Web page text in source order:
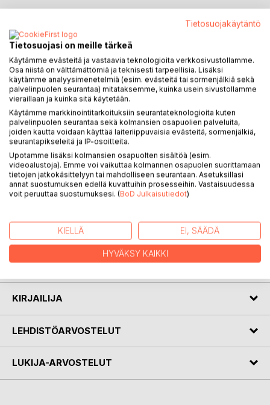
KUVAUS
Suomen ensimmäinen hyppyrimäki rakennettiin Helsingin
Alppilaan vuonna 1905. Seuraavan sukupolven hyppyri
valmistui Herttoniemeen tammikuussa 1936. Alunperin
harjoituspaikaksi keväällä 1963 aiottu ns. Siilitien hyppyri
toimi kaupungin mäkihyppykeskuksena 2010-luvulle saakka.
Näiden lisäksi pienempiä hyppyreitä sijaitsi ympäri
kaupunkia Meilahdesta Myllypuroon, Lauttasaaresta
Pihlajamäkeen.
"Alppila, Herttoniemi ja töppyrät" tarjoaa mielenkiintoisen
näkökulman Helsingin historiaan yli sadan vuoden ajalta.
Kaupungin kasvamista ja kehittymistä seurataan
kautta.
Teoksen liitteenä on Alppilan ja Herttoniemen tulosluettelot
noin 300 kilpailusta.
KIRJAILIJA
LEHDISTÖARVOSTELUT
LUKIJA-ARVOSTELUT
Tietosuojakäytäntö
Tietosuojasi on meille tärkeä
Käytämme evästeitä ja vastaavia teknologioita verkkosivustollamme.
Osa niistä on välttämättömiä ja teknisesti tarpeellisia. Lisäksi
käytämme analyysimenetelmiä (esim. evästeitä tai sormenjälkiä sekä
palvelinpuolen seurantaa) mitataksemme, kuinka usein sivustollamme
vieraillaan ja kuinka sitä käytetään.
Käytämme markkinointitarkoituksiin seurantateknologioita kuten
palvelinpuolen seurantaa sekä kolmansien osapuolien palveluita,
joiden kautta voidaan käyttää laiteriippuvaisia evästeitä, sormenjälkiä,
seurantapikseleitä ja IP-osoitteita.
Upotamme lisäksi kolmansien osapuolten sisältöä (esim.
videoalustoja). Emme voi vaikuttaa kolmannen osapuolen suorittamaan
tietojen jatkokäsittelyyn tai mahdolliseen seurantaan. Asetuksillasi
annat suostumuksen edellä kuvattuihin prosesseihin. Vastaisuudessa
voit peruuttaa suostumuksesi. (BoD Julkaisutiedot)
KIELLÄ EI, SÄÄDÄ
HYVÄKSY KAIKKI